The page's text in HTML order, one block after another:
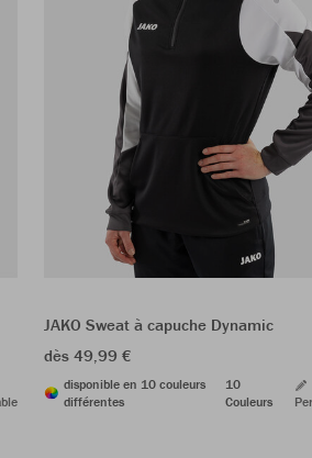
JAKO Sweat à capuche Dynamic
dès 49,99 €
disponible en 10 couleurs
différentes
10
Couleurs